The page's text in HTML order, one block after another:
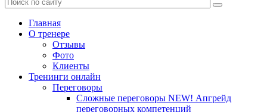
Главная
О тренере
Отзывы
Фото
Клиенты
Тренинги онлайн
Переговоры
Сложные переговоры NEW! Апгрейд
переговорных компетенций